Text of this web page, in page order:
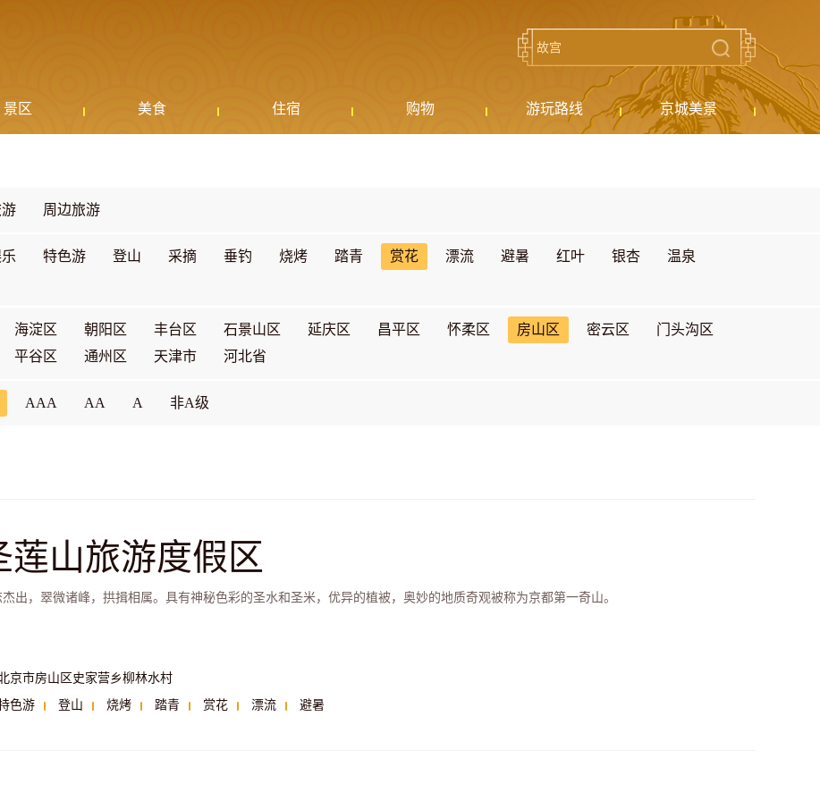
景区 美食 住宿 购物 游玩路线 京城美景
周边旅游
特色游 登山 采摘 垂钓 烧烤 踏青 赏花 漂流 避暑 红叶 银杏
温泉
海淀区 朝阳区 丰台区 石景山区 延庆区 昌平区 怀柔区 房山区 密云区
门头沟区
平谷区 通州区 天津市 河北省
AAA AA A 非A级
莲山旅游度假区
杰出，翠微诸峰，拱揖相属。具有神秘色彩的圣水和圣米，优异的植被，奥妙的地质奇观被称为京都第一奇山。
京市房山区史家营乡柳林水村
色游
登山 烧烤 踏青 赏花 漂流 避暑